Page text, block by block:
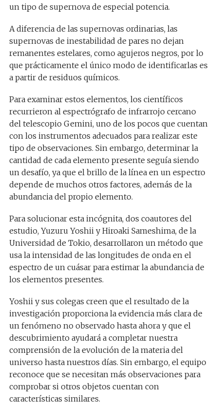
un tipo de supernova de especial potencia.
A diferencia de las supernovas ordinarias, las
supernovas de inestabilidad de pares no dejan
remanentes estelares, como agujeros negros, por lo
que prácticamente el único modo de identificarlas es
a partir de residuos químicos.
Para examinar estos elementos, los científicos
recurrieron al espectrógrafo de infrarrojo cercano
del telescopio Gemini, uno de los pocos que cuentan
con los instrumentos adecuados para realizar este
tipo de observaciones. Sin embargo, determinar la
cantidad de cada elemento presente seguía siendo
un desafío, ya que el brillo de la línea en un espectro
depende de muchos otros factores, además de la
abundancia del propio elemento.
Para solucionar esta incógnita, dos coautores del
estudio, Yuzuru Yoshii y Hiroaki Sameshima, de la
Universidad de Tokio, desarrollaron un método que
usa la intensidad de las longitudes de onda en el
espectro de un cuásar para estimar la abundancia de
los elementos presentes.
Yoshii y sus colegas creen que el resultado de la
investigación proporciona la evidencia más clara de
un fenómeno no observado hasta ahora y que el
descubrimiento ayudará a completar nuestra
comprensión de la evolución de la materia del
universo hasta nuestros días. Sin embargo, el equipo
reconoce que se necesitan más observaciones para
comprobar si otros objetos cuentan con
características similares.